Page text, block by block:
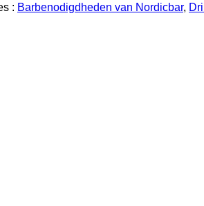
: Barbenodigdheden van Nordicbar,